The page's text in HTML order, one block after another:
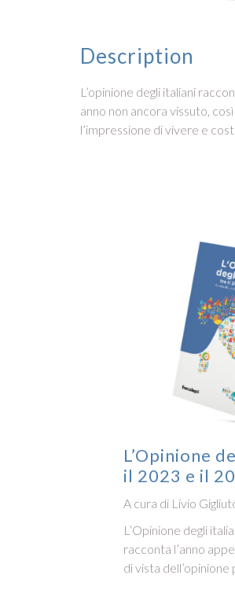
Description
L’opinione degli italiani
anno non ancora vissuto,
l’impressione di vivere e
L’Opinione
il 2023 e il
A cura di Livio
L’Opinione degli
racconta l’anno
di vista dell’opinione